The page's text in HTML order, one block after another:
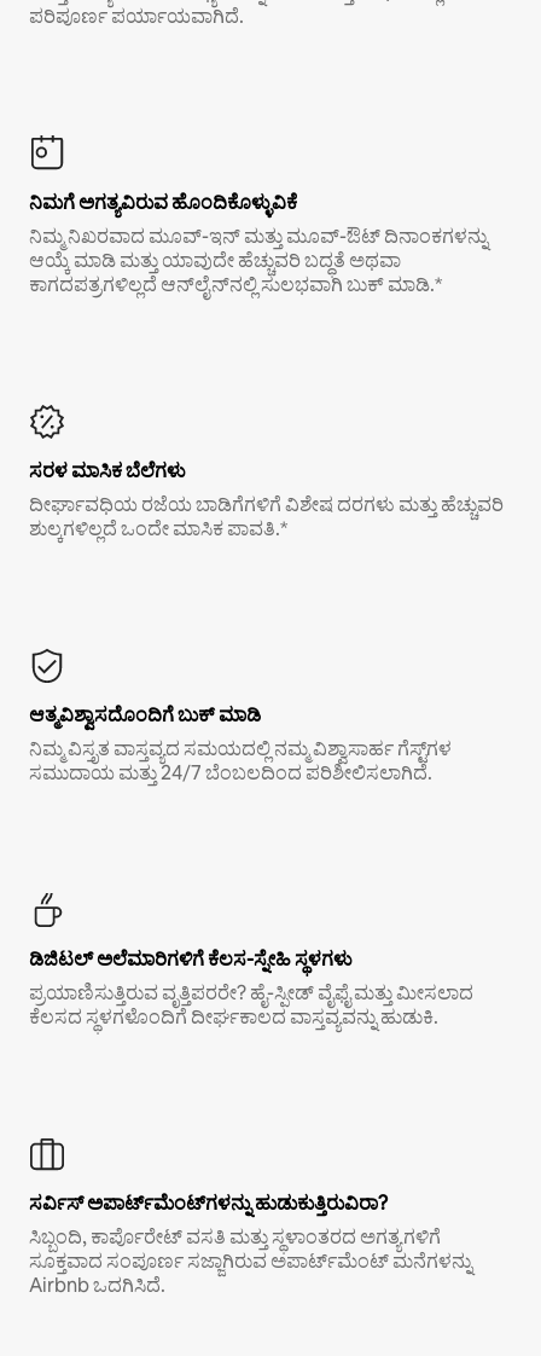
ಪರಿಪೂರ್ಣ ಪರ್ಯಾಯವಾಗಿದೆ.
ನಿಮಗೆ ಅಗತ್ಯವಿರುವ ಹೊಂದಿಕೊಳ್ಳುವಿಕೆ
ನಿಮ್ಮ ನಿಖರವಾದ ಮೂವ್-ಇನ್ ಮತ್ತು ಮೂವ್-ಔಟ್ ದಿನಾಂಕಗಳನ್ನು
ಆಯ್ಕೆ ಮಾಡಿ ಮತ್ತು ಯಾವುದೇ ಹೆಚ್ಚುವರಿ ಬದ್ಧತೆ ಅಥವಾ
ಕಾಗದಪತ್ರಗಳಿಲ್ಲದೆ ಆನ್‌ಲೈನ್‌ನಲ್ಲಿ ಸುಲಭವಾಗಿ ಬುಕ್ ಮಾಡಿ.*
ಸರಳ ಮಾಸಿಕ ಬೆಲೆಗಳು
ದೀರ್ಘಾವಧಿಯ ರಜೆಯ ಬಾಡಿಗೆಗಳಿಗೆ ವಿಶೇಷ ದರಗಳು ಮತ್ತು ಹೆಚ್ಚುವರಿ
ಶುಲ್ಕಗಳಿಲ್ಲದೆ ಒಂದೇ ಮಾಸಿಕ ಪಾವತಿ.*
ಆತ್ಮವಿಶ್ವಾಸದೊಂದಿಗೆ ಬುಕ್ ಮಾಡಿ
ನಿಮ್ಮ ವಿಸ್ತೃತ ವಾಸ್ತವ್ಯದ ಸಮಯದಲ್ಲಿ ನಮ್ಮ ವಿಶ್ವಾಸಾರ್ಹ ಗೆಸ್ಟ್‌ಗಳ
ಸಮುದಾಯ ಮತ್ತು 24/7 ಬೆಂಬಲದಿಂದ ಪರಿಶೀಲಿಸಲಾಗಿದೆ.
ಡಿಜಿಟಲ್ ಅಲೆಮಾರಿಗಳಿಗೆ ಕೆಲಸ-ಸ್ನೇಹಿ ಸ್ಥಳಗಳು
ಪ್ರಯಾಣಿಸುತ್ತಿರುವ ವೃತ್ತಿಪರರೇ? ಹೈ-ಸ್ಪೀಡ್ ವೈಫೈ ಮತ್ತು ಮೀಸಲಾದ
ಕೆಲಸದ ಸ್ಥಳಗಳೊಂದಿಗೆ ದೀರ್ಘಕಾಲದ ವಾಸ್ತವ್ಯವನ್ನು ಹುಡುಕಿ.
ಸರ್ವಿಸ್ ಅಪಾರ್ಟ್‌ಮೆಂಟ್‌ಗಳನ್ನು ಹುಡುಕುತ್ತಿರುವಿರಾ?
ಸಿಬ್ಬಂದಿ, ಕಾರ್ಪೊರೇಟ್ ವಸತಿ ಮತ್ತು ಸ್ಥಳಾಂತರದ ಅಗತ್ಯಗಳಿಗೆ
ಸೂಕ್ತವಾದ ಸಂಪೂರ್ಣ ಸಜ್ಜಾಗಿರುವ ಅಪಾರ್ಟ್‌ಮೆಂಟ್ ಮನೆಗಳನ್ನು
Airbnb ಒದಗಿಸಿದೆ.